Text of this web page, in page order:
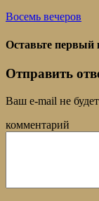
Восемь вечеров
Оставьте первый
Отправить
Ваш e-mail не
комментарий